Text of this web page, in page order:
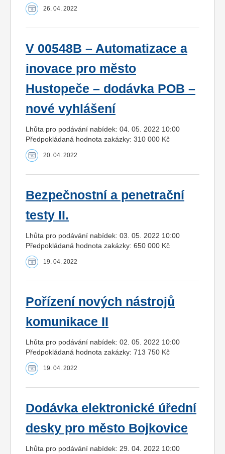
26. 04. 2022
V 00548B – Automatizace a
inovace pro město
Hustopeče – dodávka POB –
nové vyhlášení
Lhůta pro podávání nabídek: 04. 05. 2022 10:00
Předpokládaná hodnota zakázky: 310 000 Kč
20. 04. 2022
Bezpečnostní a penetrační
testy II.
Lhůta pro podávání nabídek: 03. 05. 2022 10:00
Předpokládaná hodnota zakázky: 650 000 Kč
19. 04. 2022
Pořízení nových nástrojů
komunikace II
Lhůta pro podávání nabídek: 02. 05. 2022 10:00
Předpokládaná hodnota zakázky: 713 750 Kč
19. 04. 2022
Dodávka elektronické úřední
desky pro město Bojkovice
Lhůta pro podávání nabídek: 29. 04. 2022 10:00